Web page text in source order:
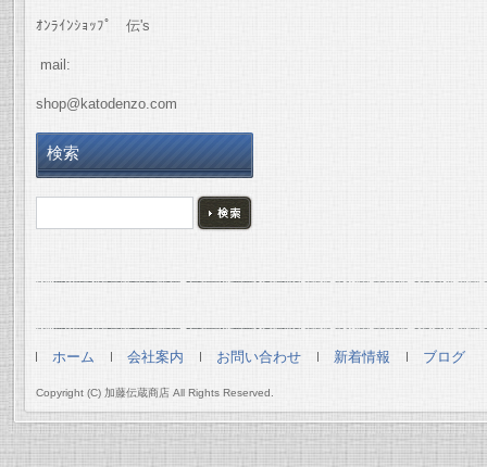
ｵﾝﾗｲﾝｼｮｯﾌﾟ 伝's
mail:
shop@katodenzo.com
検索
ホーム 会社案内 お問い合わせ 新着情報 ブログ
Copyright (C) 加藤伝蔵商店 All Rights Reserved.